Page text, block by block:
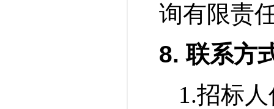
询有限责
8.联系方
1.招标